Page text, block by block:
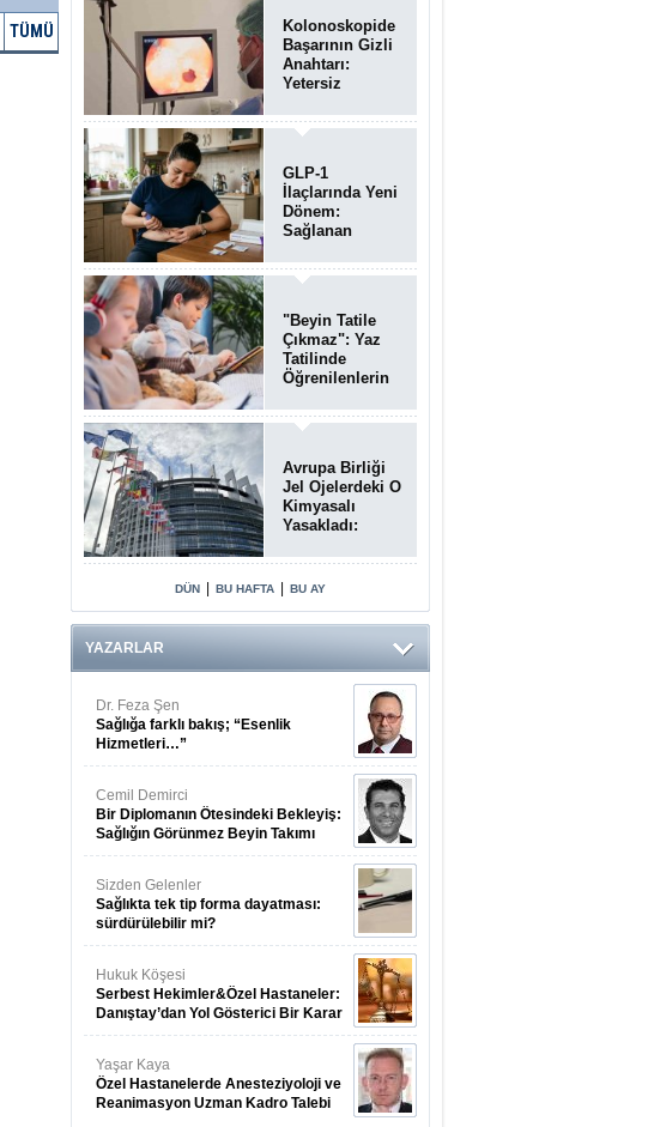
TÜMÜ
Kolonoskopide
Başarının Gizli
Anahtarı:
Yetersiz
Temizliği
Poliplerin
Kaçmasına
Neden Oluyor
GLP-1
İlaçlarında Yeni
Dönem:
Sağlanan
Yalnızca Kilo
Kaybıyla Sınırlı
"Beyin Tatile
Çıkmaz": Yaz
Tatilinde
Öğrenilenlerin
Unutulabiliyor
Avrupa Birliği
Jel Ojelerdeki O
Kimyasalı
Yasakladı:
Riski Uyarısı
DÜN BU HAFTA BU AY
YAZARLAR
Dr. Feza Şen
Sağlığa farklı bakış; “Esenlik
Hizmetleri…”
Cemil Demirci
Bir Diplomanın Ötesindeki Bekleyiş:
Sağlığın Görünmez Beyin Takımı
Sizden Gelenler
Sağlıkta tek tip forma dayatması:
sürdürülebilir mi?
Hukuk Köşesi
Serbest Hekimler&Özel Hastaneler:
Danıştay’dan Yol Gösterici Bir Karar
Yaşar Kaya
Özel Hastanelerde Anesteziyoloji ve
Reanimasyon Uzman Kadro Talebi